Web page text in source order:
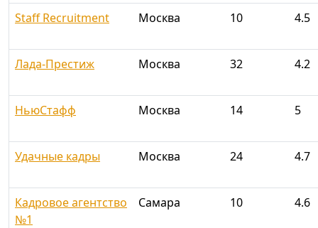
Staff Recruitment Москва 10 4.5
Лада-Престиж Москва 32 4.2
НьюСтафф Москва 14 5
Удачные кадры Москва 24 4.7
Кадровое агентство
№1
Самара 10 4.6